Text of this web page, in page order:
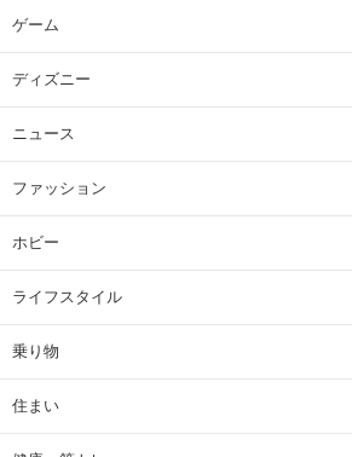
ゲーム
ディズニー
ニュース
ファッション
ホビー
ライフスタイル
乗り物
住まい